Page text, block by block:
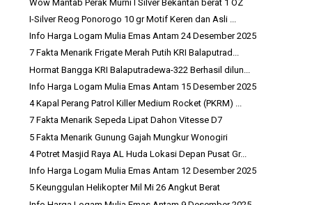
Wow Mantab Perak Murni I Silver Bekantan berat 1 OZ
I-Silver Reog Ponorogo 10 gr Motif Keren dan Asli ...
Info Harga Logam Mulia Emas Antam 24 Desember 2025
7 Fakta Menarik Frigate Merah Putih KRI Balaputrad...
Hormat Bangga KRI Balaputradewa-322 Berhasil dilun...
Info Harga Logam Mulia Emas Antam 15 Desember 2025
4 Kapal Perang Patrol Killer Medium Rocket (PKRM) ...
7 Fakta Menarik Sepeda Lipat Dahon Vitesse D7
5 Fakta Menarik Gunung Gajah Mungkur Wonogiri
4 Potret Masjid Raya AL Huda Lokasi Depan Pusat Gr...
Info Harga Logam Mulia Emas Antam 12 Desember 2025
5 Keunggulan Helikopter Mil Mi 26 Angkut Berat